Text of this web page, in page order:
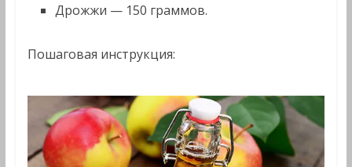
Дрожжи — 150 граммов.
Пошаговая инструкция: